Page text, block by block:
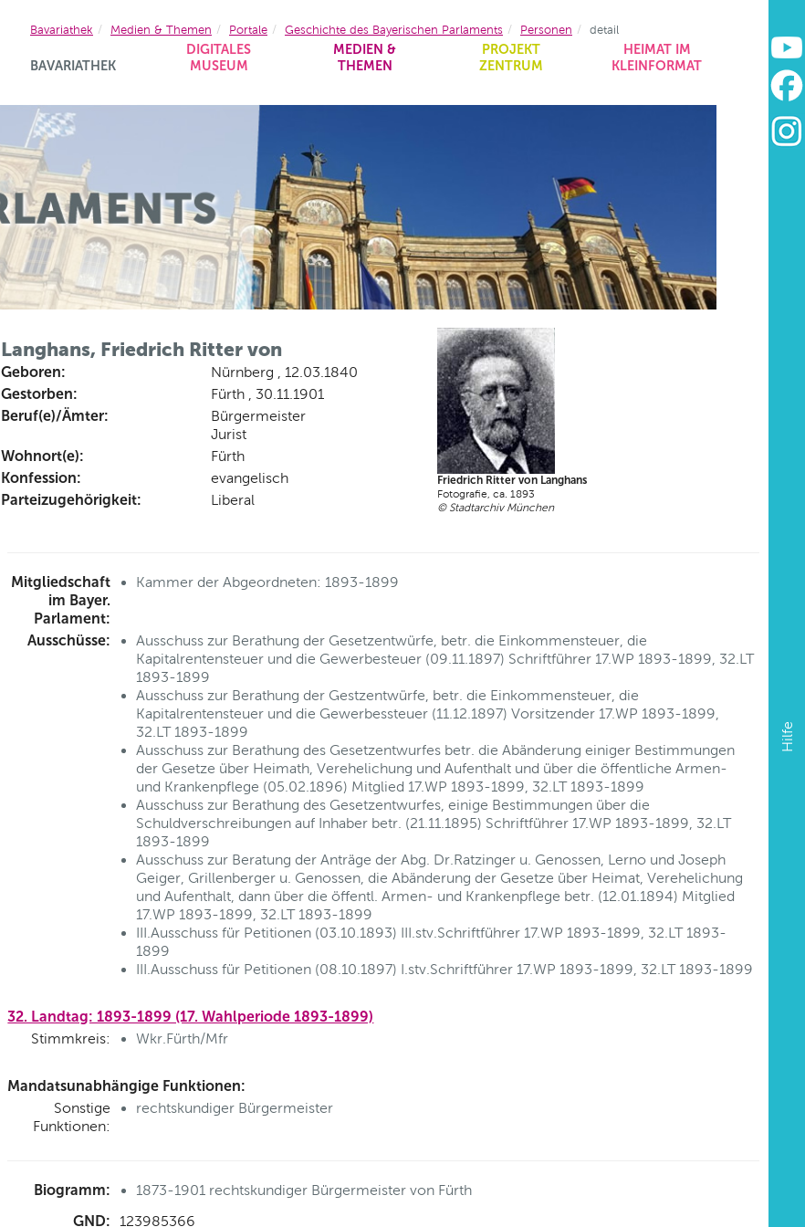
BAVARIATHEK
DIGITALES
MUSEUM
MEDIEN &
THEMEN
PROJEKT
ZENTRUM
HEIMAT IM
KLEINFORMAT
Hilfe
Bavariathek Medien & Themen Portale Geschichte des Bayerischen Parlaments Personen detail
Langhans, Friedrich Ritter von
Geboren: Nürnberg , 12.03.1840
Gestorben: Fürth , 30.11.1901
Beruf(e)/Ämter:
Bürgermeister
Jurist
Wohnort(e): Fürth
Konfession: evangelisch
Parteizugehörigkeit: Liberal
Friedrich Ritter von Langhans
Fotografie, ca. 1893
© Stadtarchiv München
Mitgliedschaft
im Bayer.
Parlament:
Kammer der Abgeordneten: 1893-1899
Ausschüsse:
Ausschuss zur Berathung der Gesetzentwürfe, betr. die Einkommensteuer, die
Kapitalrentensteuer und die Gewerbesteuer (09.11.1897) Schriftführer 17.WP 1893-1899, 32.LT
1893-1899
Ausschuss zur Berathung der Gestzentwürfe, betr. die Einkommensteuer, die
Kapitalrentensteuer und die Gewerbessteuer (11.12.1897) Vorsitzender 17.WP 1893-1899,
32.LT 1893-1899
Ausschuss zur Berathung des Gesetzentwurfes betr. die Abänderung einiger Bestimmungen
der Gesetze über Heimath, Verehelichung und Aufenthalt und über die öffentliche Armen-
und Krankenpflege (05.02.1896) Mitglied 17.WP 1893-1899, 32.LT 1893-1899
Ausschuss zur Berathung des Gesetzentwurfes, einige Bestimmungen über die
Schuldverschreibungen auf Inhaber betr. (21.11.1895) Schriftführer 17.WP 1893-1899, 32.LT
1893-1899
Ausschuss zur Beratung der Anträge der Abg. Dr.Ratzinger u. Genossen, Lerno und Joseph
Geiger, Grillenberger u. Genossen, die Abänderung der Gesetze über Heimat, Verehelichung
und Aufenthalt, dann über die öffentl. Armen- und Krankenpflege betr. (12.01.1894) Mitglied
17.WP 1893-1899, 32.LT 1893-1899
III.Ausschuss für Petitionen (03.10.1893) III.stv.Schriftführer 17.WP 1893-1899, 32.LT 1893-
1899
III.Ausschuss für Petitionen (08.10.1897) I.stv.Schriftführer 17.WP 1893-1899, 32.LT 1893-1899
32. Landtag: 1893-1899 (17. Wahlperiode 1893-1899)
Stimmkreis: Wkr.Fürth/Mfr
Mandatsunabhängige Funktionen:
Sonstige
Funktionen:
rechtskundiger Bürgermeister
Biogramm: 1873-1901 rechtskundiger Bürgermeister von Fürth
GND: 123985366